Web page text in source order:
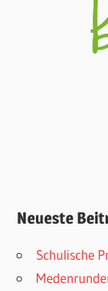
Neueste
Schulische